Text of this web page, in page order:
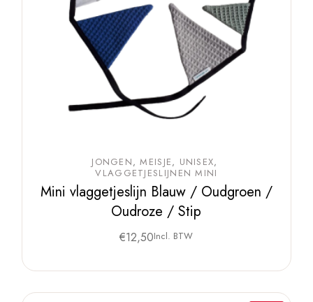
JONGEN MEISJE
UNISEX
VLAGGETJESLIJNEN MINI
Mini vlaggetjeslijn Blauw / Oudgroen /
Oudroze / Stip
€12,50Incl. BTW